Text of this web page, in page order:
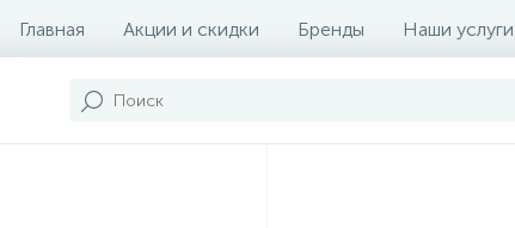
Главная Акции и скидки Бренды Наши услуги